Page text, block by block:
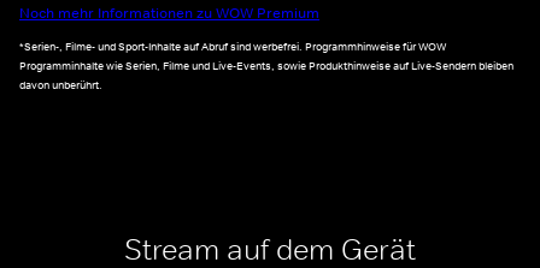
Noch mehr Informationen zu WOW Premium
*Serien-, Filme- und Sport-Inhalte auf Abruf sind werbefrei. Programmhinweise für WOW
Programminhalte wie Serien, Filme und Live-Events, sowie Produkthinweise auf Live-Sendern bleiben
davon unberührt.
Stream auf dem Gerät